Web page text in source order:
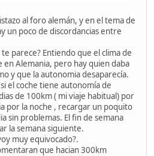
al foro alemán, y en el tema de
un poco de discordancias entre
parece? Entiendo que el clima de
en Alemania, pero hay quien daba
y que la autonomia desaparecía.
el coche tiene autonomía de
de 100km ( mi viaje habitual) por
por la noche , recargar un poquito
sin problemas. El fin de semana
la semana siguiente.
muy equivocado?.
que hacian 300km